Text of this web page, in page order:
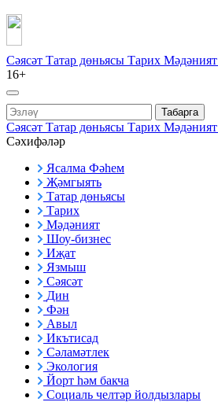
Сәясәт Татар дөньясы Тарих Мәдәният
16+
Табарга
Сәясәт Татар дөньясы Тарих Мәдәният
Сәхифәләр
Ясалма Фәһем
Җәмгыять
Татар дөньясы
Тарих
Мәдәният
Шоу-бизнес
Иҗат
Язмыш
Сәясәт
Дин
Фән
Авыл
Икътисад
Сәламәтлек
Экология
Йорт һәм бакча
Социаль челтәр йолдызлары